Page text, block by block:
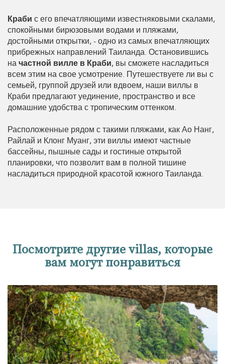
Краби с его впечатляющими известняковыми скалами,
спокойными бирюзовыми водами и пляжами,
достойными открытки, - одно из самых впечатляющих
прибрежных направлений Таиланда. Остановившись
начастной вилле в Краби, вы сможете насладиться
всем этим на свое усмотрение. Путешествуете ли вы с
семьей, группой друзей или вдвоем, наши виллы в
Краби предлагают уединение, пространство и все
домашние удобства с тропическим оттенком.
Расположенные рядом с такими пляжами, как Ао Нанг,
Райлай и Клонг Муанг, эти виллы имеют частные
бассейны, пышные сады и гостиные открытой
планировки, что позволит вам в полной тишине
насладиться природной красотой южного Таиланда.
Посмотрите другие villas, которые
вам могут понравиться